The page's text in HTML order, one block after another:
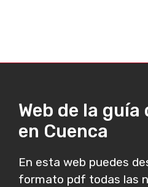
Web de la guía
en Cuenca
En esta web puedes
formato pdf todas las